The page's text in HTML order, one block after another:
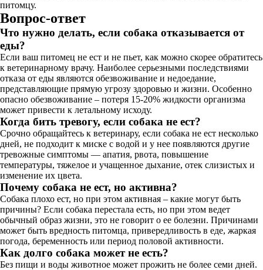
питомцу.
Вопрос-ответ
Что нужно делать, если собака отказывается от
еды?
Если ваш питомец не ест и не пьет, как можно скорее обратитесь
к ветеринарному врачу. Наиболее серьезными последствиями
отказа от еды являются обезвоживание и недоедание,
представляющие прямую угрозу здоровью и жизни. Особенно
опасно обезвоживание – потеря 15-20% жидкости организма
может привести к летальному исходу.
Когда бить тревогу, если собака не ест?
Срочно обращайтесь к ветеринару, если собака не ест несколько
дней, не подходит к миске с водой и у нее появляются другие
тревожные симптомы — апатия, рвота, повышение
температуры, тяжелое и учащенное дыхание, отек слизистых и
изменение их цвета.
Почему собака не ест, но активна?
Собака плохо ест, но при этом активная – какие могут быть
причины? Если собака перестала есть, но при этом ведет
обычный образ жизни, это не говорит о ее болезни. Причинами
может быть вредность питомца, привередливость в еде, жаркая
погода, беременность или период половой активности.
Как долго собака может не есть?
Без пищи и воды животное может прожить не более семи дней.